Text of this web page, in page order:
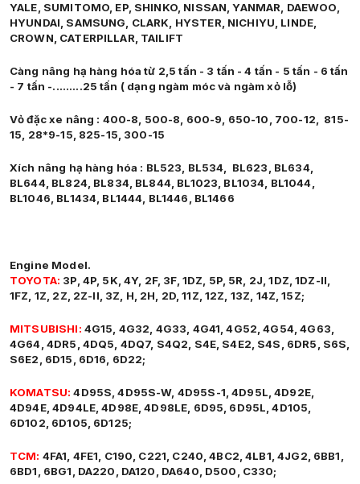
YALE, SUMITOMO, EP, SHINKO, NISSAN, YANMAR, DAEWOO,
HYUNDAI, SAMSUNG, CLARK, HYSTER, NICHIYU, LINDE,
CROWN, CATERPILLAR, TAILIFT
Càng nâng hạ hàng hóa từ 2,5 tấn - 3 tấn - 4 tấn - 5 tấn - 6 tấn
- 7 tấn -.........25 tấn ( dạng ngàm móc và ngàm xỏ lỗ)
Vỏ đặc xe nâng : 400-8, 500-8, 600-9, 650-10, 700-12, 815-
15, 28*9-15, 825-15, 300-15
Xích nâng hạ hàng hóa : BL523, BL534, BL623, BL634,
BL644, BL824, BL834, BL844, BL1023, BL1034, BL1044,
BL1046, BL1434, BL1444, BL1446, BL1466
Engine Model.
TOYOTA: 3P, 4P, 5K, 4Y, 2F, 3F, 1DZ, 5P, 5R, 2J, 1DZ, 1DZ-II,
1FZ, 1Z, 2Z, 2Z-II, 3Z, H, 2H, 2D, 11Z, 12Z, 13Z, 14Z, 15Z;
MITSUBISHI: 4G15, 4G32, 4G33, 4G41, 4G52, 4G54, 4G63,
4G64, 4DR5, 4DQ5, 4DQ7, S4Q2, S4E, S4E2, S4S, 6DR5, S6S,
S6E2, 6D15, 6D16, 6D22;
KOMATSU: 4D95S, 4D95S-W, 4D95S-1, 4D95L, 4D92E,
4D94E, 4D94LE, 4D98E, 4D98LE, 6D95, 6D95L, 4D105,
6D102, 6D105, 6D125;
TCM: 4FA1, 4FE1, C190, C221, C240, 4BC2, 4LB1, 4JG2, 6BB1,
6BD1, 6BG1, DA220, DA120, DA640, D500, C330;